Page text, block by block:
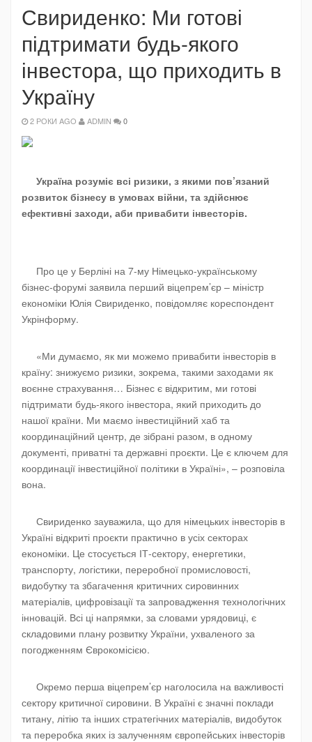
Свириденко: Ми готові
підтримати будь-якого
інвестора, що приходить в
Україну
2 РОКИ AGO ADMIN 0
Україна розуміє всі ризики, з якими пов’язаний
розвиток бізнесу в умовах війни, та здійснює
ефективні заходи, аби привабити інвесторів.
Про це у Берліні на 7-му Німецько-українському
бізнес-форумі заявила перший віцепрем’єр – міністр
економіки Юлія Свириденко, повідомляє кореспондент
Укрінформу.
«Ми думаємо, як ми можемо привабити інвесторів в
країну: знижуємо ризики, зокрема, такими заходами як
воєнне страхування… Бізнес є відкритим, ми готові
підтримати будь-якого інвестора, який приходить до
нашої країни. Ми маємо інвестиційний хаб та
координаційний центр, де зібрані разом, в одному
документі, приватні та державні проєкти. Це є ключем для
координації інвестиційної політики в Україні», – розповіла
вона.
Свириденко зауважила, що для німецьких інвесторів в
Україні відкриті проєкти практично в усіх секторах
економіки. Це стосується ІТ-сектору, енергетики,
транспорту, логістики, переробної промисловості,
видобутку та збагачення критичних сировинних
матеріалів, цифровізації та запровадження технологічних
інновацій. Всі ці напрямки, за словами урядовиці, є
складовими плану розвитку України, ухваленого за
погодженням Єврокомісією.
Окремо перша віцепрем’єр наголосила на важливості
сектору критичної сировини. В Україні є значні поклади
титану, літію та інших стратегічних матеріалів, видобуток
та переробка яких із залученням європейських інвесторів